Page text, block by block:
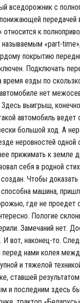
вседорожник с
передачей
относится к
«part-
покрытию
Подключать
езды по
нет
выигрыш,
автомобиль ведет
большой ход. А
неровностей одной
прижимать к земле
себя в родной
Чтобы доказать
машина,
где не проедет
Пологие
Замечаний нет.
И вот, наконец-то.
перед нами колея
и тяжелой
ставшей
и последним здесь